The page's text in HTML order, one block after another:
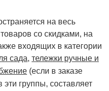
на весь
со скидками, на
входящих в категории
сада, тележки ручные и
(если в заказе
группы, составляет